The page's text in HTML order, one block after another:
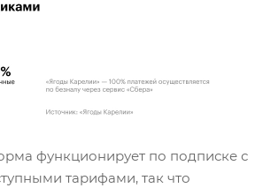
функционирует по подписке с
тарифами, так что